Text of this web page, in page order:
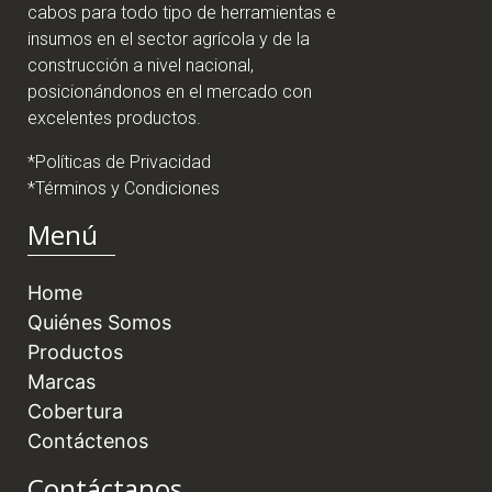
cabos para todo tipo de herramientas e
insumos en el sector agrícola y de la
construcción a nivel nacional,
posicionándonos en el mercado con
excelentes productos.
*Políticas de Privacidad
*Términos y Condiciones
Menú
Home
Quiénes Somos
Productos
Marcas
Cobertura
Contáctenos